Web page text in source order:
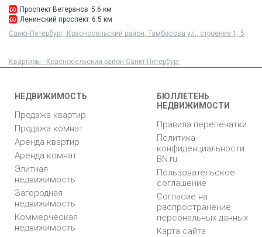
Проспект Ветеранов 5.6 км
Ленинский проспект 6.5 км
Санкт-Петербург, Красносельский район, Тамбасова ул., строение 1, 5
Квартиры - Красносельский район Санкт-Петербург
НЕДВИЖИМОСТЬ
Продажа квартир
Продажа комнат
Аренда квартир
Аренда комнат
Элитная
недвижимость
Загородная
недвижимость
Коммерческая
недвижимость
БЮЛЛЕТЕНЬ
НЕДВИЖИМОСТИ
Правила перепечатки
Политика
конфиденциальности
BN.ru
Пользовательское
соглашение
Согласие на
распространение
персональных данных
Карта сайта